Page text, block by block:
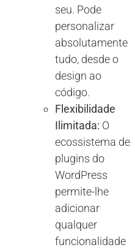
seu. Pode
personalizar
absolutamente
tudo, desde o
design ao
código.
Flexibilidade
Ilimitada: O
ecossistema de
plugins do
WordPress
permite-lhe
adicionar
qualquer
funcionalidade